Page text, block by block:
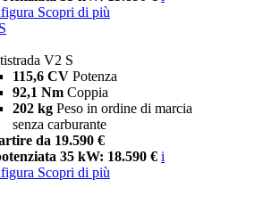
Scopri di più
V2 S
115,6 CV Potenza
92,1 Nm Coppia
202 kg Peso in ordine di marcia
senza carburante
da 19.590 €
35 kW: 18.590 € i
Scopri di più